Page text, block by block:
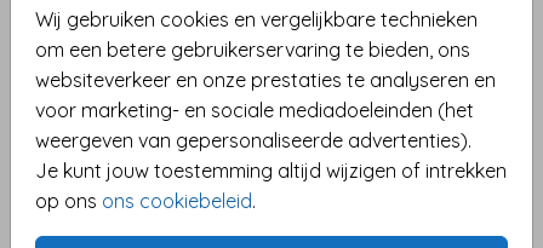
Wij gebruiken cookies en vergelijkbare technieken
om een betere gebruikerservaring te bieden, ons
websiteverkeer en onze prestaties te analyseren en
voor marketing- en sociale mediadoeleinden (het
weergeven van gepersonaliseerde advertenties).
Je kunt jouw toestemming altijd wijzigen of intrekken
op ons ons cookiebeleid.
Omschrijving
Deze kerstkaart is allesbehalve saai! Met een
golvende lijn en een opvallende roze kleur brengt
deze kaart een moderne en vrolijke uitstraling aan je
kerstgroeten. De tekst, die in de vorm van een
kerstboom is geplaatst, bevat een humoristische
boodschap die gegarandeerd een glimlach op het
gezicht van de ontvanger tovert: "KERST Periode van
Toon meer
Collectie